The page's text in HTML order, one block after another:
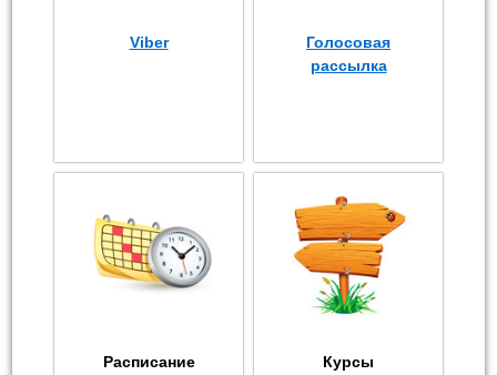
Viber
Голосовая
рассылка
Расписание Курсы